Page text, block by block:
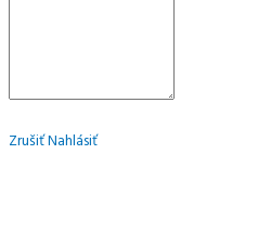
ZrušiťNahlásiť